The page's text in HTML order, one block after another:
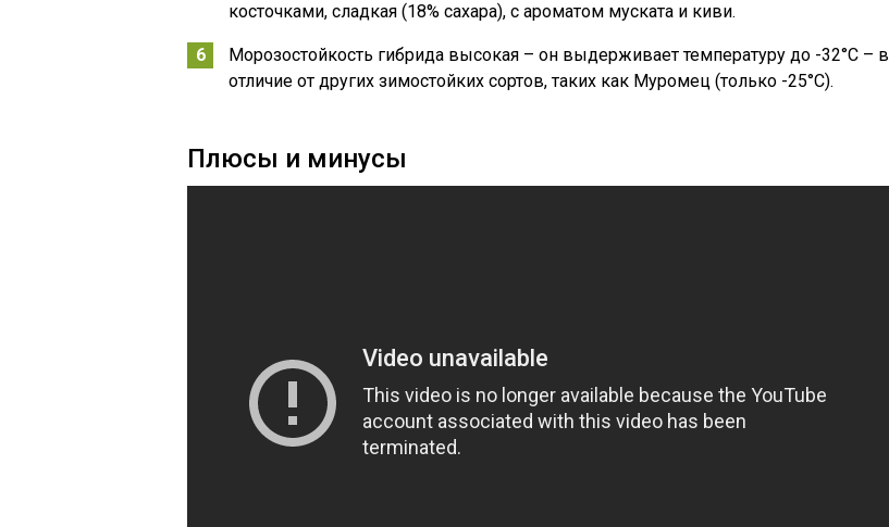
косточками, сладкая (18% сахара), с ароматом муската и киви.
Морозостойкость гибрида высокая – он выдерживает температуру до -32°С – в
отличие от других зимостойких сортов, таких как Муромец (только -25°С).
Плюсы и минусы